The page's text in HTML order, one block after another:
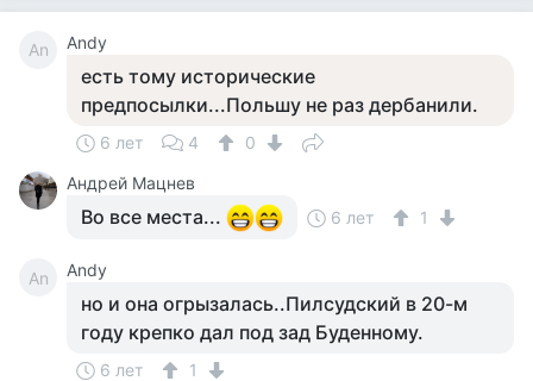
An Andy
есть тому исторические
предпосылки...Польшу не раз дербанили.
6 лет 4
0
Андрей Мацнев
Во все места... 6 лет 1
An Andy
но и она огрызалась..Пилсудский в 20-м
году крепко дал под зад Буденному.
6 лет
1